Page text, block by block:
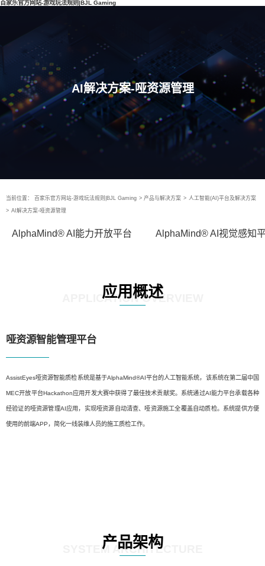
百家乐官方网站-游戏玩法规则|BJL Gaming
AI解决方案-哑资源管理
当前位置： 百家乐官方网站-游戏玩法规则|BJL Gaming > 产品与解决方案 > 人工智能(AI)平台及解决方案
> AI解决方案-哑资源管理
AlphaMind® AI能力开放平台 AlphaMind® AI视觉感知
应用概述
APPLICATION OVERVIEW
哑资源智能管理平台
AssistEyes哑资源智能质检系统是基于AlphaMind®AI平台的人工智能系统，该系统在第二届中国
MEC开放平台Hackathon应用开发大赛中获得了最佳技术贡献奖。系统通过AI能力平台承载各种
经验证的哑资源管理AI应用，实现哑资源自动清查、哑资源施工全覆盖自动质检。系统提供方便
使用的前端APP，简化一线装维人员的施工质检工作。
产品架构
SYSTEM ARCHITECTURE